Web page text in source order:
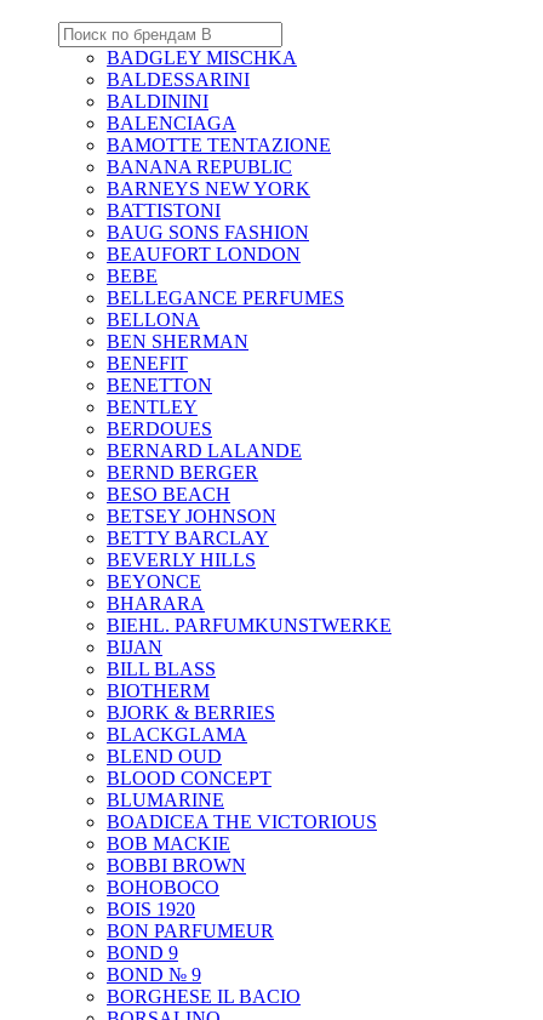
BADGLEY MISCHKA
BALDESSARINI
BALDININI
BALENCIAGA
BAMOTTE TENTAZIONE
BANANA REPUBLIC
BARNEYS NEW YORK
BATTISTONI
BAUG SONS FASHION
BEAUFORT LONDON
BEBE
BELLEGANCE PERFUMES
BELLONA
BEN SHERMAN
BENEFIT
BENETTON
BENTLEY
BERDOUES
BERNARD LALANDE
BERND BERGER
BESO BEACH
BETSEY JOHNSON
BETTY BARCLAY
BEVERLY HILLS
BEYONCE
BHARARA
BIEHL. PARFUMKUNSTWERKE
BIJAN
BILL BLASS
BIOTHERM
BJORK & BERRIES
BLACKGLAMA
BLEND OUD
BLOOD CONCEPT
BLUMARINE
BOADICEA THE VICTORIOUS
BOB MACKIE
BOBBI BROWN
BOHOBOCO
BOIS 1920
BON PARFUMEUR
BOND 9
BOND № 9
BORGHESE IL BACIO